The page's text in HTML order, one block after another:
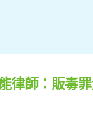
師：販毒罪